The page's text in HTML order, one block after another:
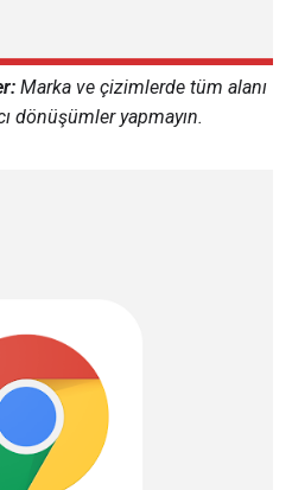
Marka ve çizimlerde tüm alanı
dönüşümler yapmayın.